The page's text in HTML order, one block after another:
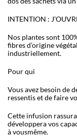
INTENTION :
Nos plantes sont
fibres d’origine
industriellement.
Pour qui
Vous avez besoin de
ressentis et de faire
Cette infusion
développera vos
à vousmême.